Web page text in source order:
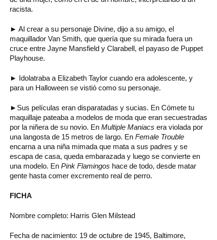
racista.
► Al crear a su personaje Divine, dijo a su amigo, el
maquillador Van Smith, que quería que su mirada fuera un
cruce entre Jayne Mansfield y Clarabell, el payaso de Puppet
Playhouse.
► Idolatraba a Elizabeth Taylor cuando era adolescente, y
para un Halloween se vistió como su personaje.
►Sus películas eran disparatadas y sucias. En Cómete tu
maquillaje pateaba a modelos de moda que eran secuestradas
por la niñera de su novio. En Multiple Maniacs era violada por
una langosta de 15 metros de largo. En Female Trouble
encarna a una niña mimada que mata a sus padres y se
escapa de casa, queda embarazada y luego se convierte en
una modelo. En Pink Flamingos hace de todo, desde matar
gente hasta comer excremento real de perro.
FICHA
Nombre completo: Harris Glen Milstead
Fecha de nacimiento: 19 de octubre de 1945, Baltimore,